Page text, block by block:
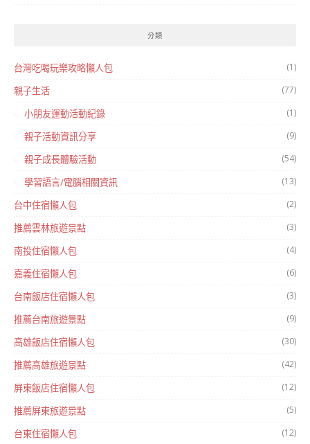
分類
台灣吃喝玩樂攻略懶人包 (1)
親子生活 (77)
小朋友運動活動紀錄 (1)
親子活動資訊分享 (9)
親子成長體驗活動 (54)
學習語言/電腦相關資訊 (13)
台中住宿懶人包 (2)
推薦雲林旅遊景點 (3)
南投住宿懶人包 (4)
嘉義住宿懶人包 (6)
台南飯店住宿懶人包 (3)
推薦台南旅遊景點 (9)
高雄飯店住宿懶人包 (30)
推薦高雄旅遊景點 (42)
屏東飯店住宿懶人包 (12)
推薦屏東旅遊景點 (5)
台東住宿懶人包 (12)